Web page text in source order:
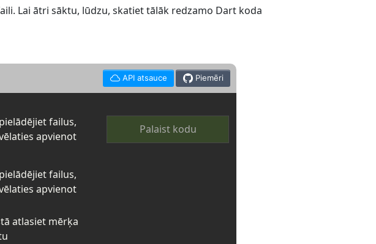
Lai ātri sāktu, lūdzu, skatiet tālāk redzamo Dart koda
API atsauce Piemēri
failus,
apvienot
Palaist kodu
failus,
apvienot
atlasiet mērķa